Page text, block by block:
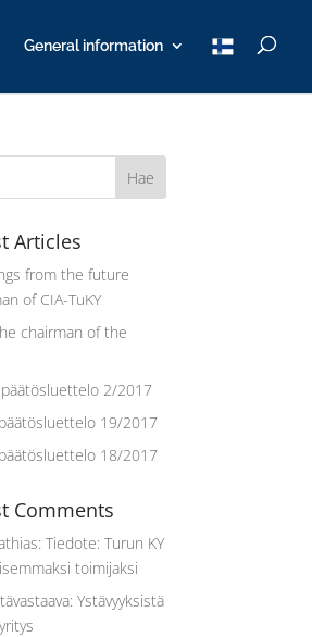
General information
T
u
Articles
from the future
of CIA-TuKY
chairman of the
päätösluettelo 2/2017
19/2017
18/2017
Comments
:Tiedote: Turun KY
toimijaksi
:Ystävyyksistä